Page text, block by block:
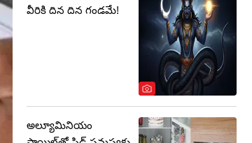
వీరికి దిన దిన గండమే!
అల్యూమినియం